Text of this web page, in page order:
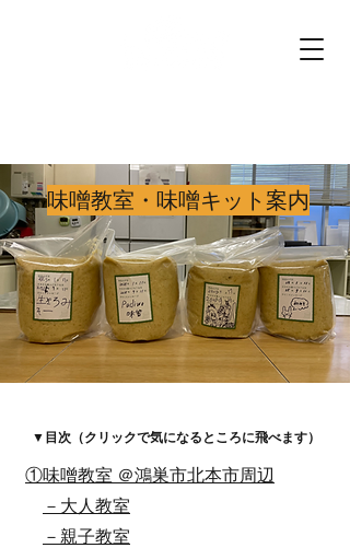
味噌教室・味噌キット案内
▼目次（クリックで気になるところに飛べます）
​​①味噌教室 ＠鴻巣市北本市周辺
－大人教室
－親子教室